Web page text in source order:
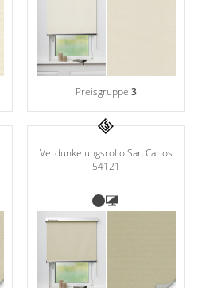
Preisgruppe 3
Verdunkelungsrollo San Carlos
54121